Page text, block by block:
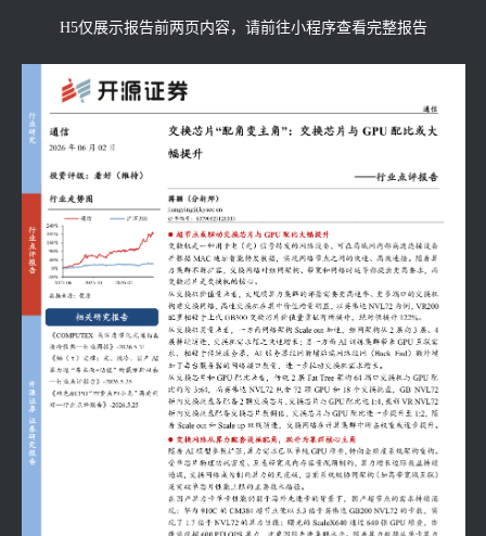
H5仅展示报告前两页内容，请前往小程序查看完整报告